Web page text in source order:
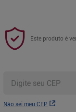
Este produto é
Não sei meu CEP